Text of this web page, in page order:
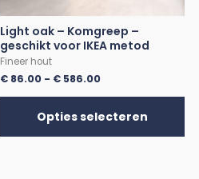
Light oak – Komgreep –
geschikt voor IKEA metod
Fineer hout
€ 86.00 - € 586.00
Opties selecteren